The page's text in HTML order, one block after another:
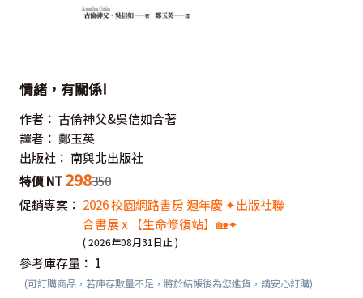
情緒，有關係!
作者： 古倫神父&吳信如合著
譯者： 鄭玉英
出版社： 南與北出版社
特價 NT 298350
促銷專案： 2026 校園網路書房 週年慶 ✦出版社聯
合書展 x 【生命修復站】🏡✦
( 2026年08月31日止 )
參考庫存量： 1
(可訂購商品，若庫存數量不足，將於結帳後為您進貨，請安心訂購)